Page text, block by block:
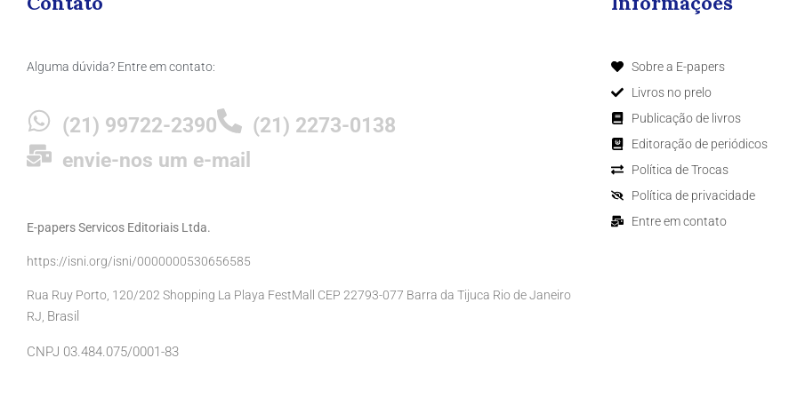
Alguma dúvida? Entre em contato:
(21) 99722-2390
(21) 2273-0138
envie-nos um e-mail
E-papers Servicos Editoriais Ltda.
https://isni.org/isni/0000000530656585
Rua Ruy Porto, 120/202 Shopping La Playa FestMall CEP 22793-077 Barra da Tijuca Rio de Janeiro
RJ, Brasil
CNPJ 03.484.075/0001-83
Sobre a E-papers
Livros no prelo
Publicação de livros
Editoração de periódicos
Política de Trocas
Política de privacidade
Entre em contato